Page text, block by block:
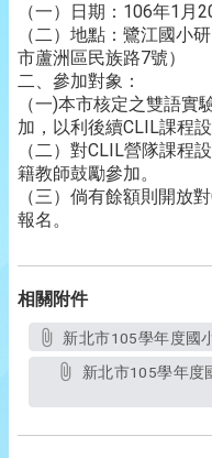
（一）日期：106年1月
（二）地點：鷺江國小
市蘆洲區民族路7號）
二、參加對象：
（一)本市核定之雙語
加，以利後續CLIL課程
（二）對CLIL營隊課程
籍教師鼓勵參加。
（三）倘有餘額則開放
報名。
相關附件
新北市105學年度國